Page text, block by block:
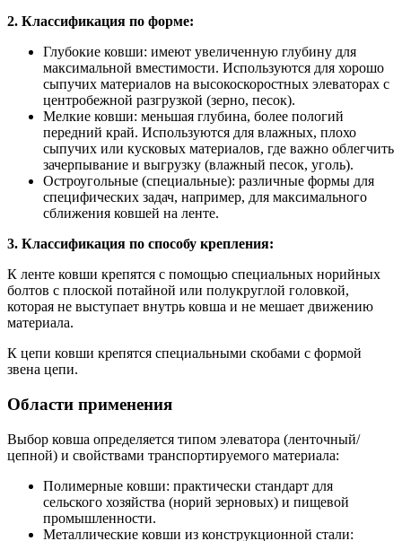
2. Классификация по форме:
Глубокие ковши: имеют увеличенную глубину для
максимальной вместимости. Используются для хорошо
сыпучих материалов на высокоскоростных элеваторах с
центробежной разгрузкой (зерно, песок).
Мелкие ковши: меньшая глубина, более пологий
передний край. Используются для влажных, плохо
сыпучих или кусковых материалов, где важно облегчить
зачерпывание и выгрузку (влажный песок, уголь).
Остроугольные (специальные): различные формы для
специфических задач, например, для максимального
сближения ковшей на ленте.
3. Классификация по способу крепления:
К ленте ковши крепятся с помощью специальных норийных
болтов с плоской потайной или полукруглой головкой,
которая не выступает внутрь ковша и не мешает движению
материала.
К цепи ковши крепятся специальными скобами с формой
звена цепи.
Области применения
Выбор ковша определяется типом элеватора (ленточный/
цепной) и свойствами транспортируемого материала:
Полимерные ковши: практически стандарт для
сельского хозяйства (норий зерновых) и пищевой
промышленности.
Металлические ковши из конструкционной стали: